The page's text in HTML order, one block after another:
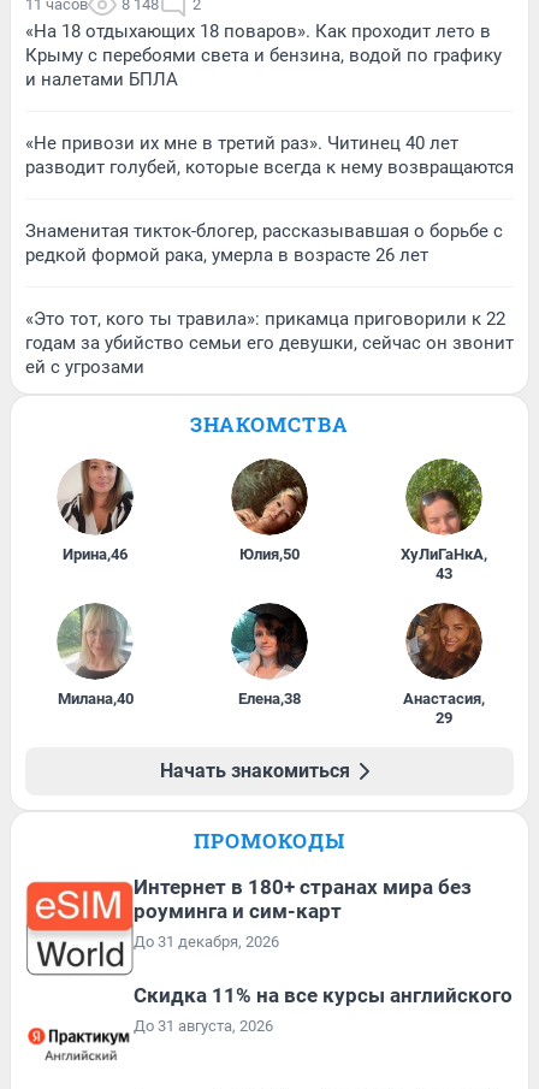
11 часов 8 148 2
«На 18 отдыхающих 18 поваров». Как проходит лето в
Крыму с перебоями света и бензина, водой по графику
и налетами БПЛА
«Не привози их мне в третий раз». Читинец 40 лет
разводит голубей, которые всегда к нему возвращаются
Знаменитая тикток-блогер, рассказывавшая о борьбе с
редкой формой рака, умерла в возрасте 26 лет
«Это тот, кого ты травила»: прикамца приговорили к 22
годам за убийство семьи его девушки, сейчас он звонит
ей с угрозами
ЗНАКОМСТВА
Ирина,46 Юлия,50 ХуЛиГаНкА,
43
Милана,40 Елена,38 Анастасия,
29
Начать знакомиться
ПРОМОКОДЫ
Интернет в 180+ странах мира без
роуминга и сим-карт
До 31 декабря, 2026
Скидка 11% на все курсы английского
До 31 августа, 2026